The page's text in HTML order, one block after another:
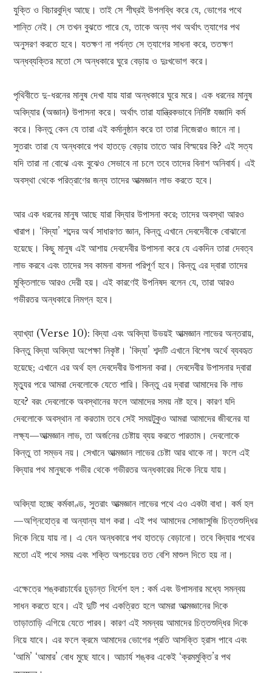
যুক্তি ও বিচারবুদ্ধি আছে। তাই সে শীঘ্রই উপলব্ধি করে যে, ভোগের পথে
শান্তি নেই। সে তখন বুঝতে পারে যে, তাকে অন্য পথ অর্থাৎ ত্যাগের পথ
অনুসরণ করতে হবে। যতক্ষণ না পর্যন্ত সে ত্যাগের সাধনা করে, ততক্ষণ
অন্ধব্যক্তির মতো সে অন্ধকারে ঘুরে বেড়ায় ও দুঃখভোগ করে।
পৃথিবীতে দু-ধরনের মানুষ দেখা যায় যারা অন্ধকারে ঘুরে মরে। এক ধরনের মানুষ
অবিদ্যার (অজ্ঞান) উপাসনা করে। অর্থাৎ তারা যান্ত্রিকভাবে নির্দিষ্ট যজ্ঞাদি কর্ম
করে। কিন্তু কেন যে তারা এই কর্মানুষ্ঠান করে তা তারা নিজেরাও জানে না।
সুতরাং তারা যে অন্ধকারে পথ হাতড়ে বেড়ায় তাতে আর বিস্ময়ের কি? এই সত্য
যদি তারা না বোঝে এবং বুঝেও সেভাবে না চলে তবে তাদের বিনাশ অনিবার্য। এই
অবস্থা থেকে পরিত্রাণের জন্য তাদের আত্মজ্ঞান লাভ করতে হবে।
আর এক ধরনের মানুষ আছে যারা বিদ্যার উপাসনা করে; তাদের অবস্থা আরও
খারাপ। ‘বিদ্যা’ শব্দের অর্থ সাধারণত জ্ঞান, কিন্তু এখানে দেবদেবীকে বোঝানো
হয়েছে। কিছু মানুষ এই আশায় দেবদেবীর উপাসনা করে যে একদিন তারা দেবত্ব
লাভ করবে এবং তাদের সব কামনা বাসনা পরিপূর্ণ হবে। কিন্তু এর দ্বারা তাদের
মুক্তিলাভে আরও দেরী হয়। এই কারণেই উপনিষদ বলেন যে, তারা আরও
গভীরতর অন্ধকারে নিমগ্ন হবে।
ব্যাখ্যা (Verse 10): বিদ্যা এবং অবিদ্যা উভয়ই আত্মজ্ঞান লাভের অন্তরায়,
কিন্তু বিদ্যা অবিদ্যা অপেক্ষা নিকৃষ্ট। ‘বিদ্যা’ শব্দটি এখানে বিশেষ অর্থে ব্যবহৃত
হয়েছে; এখানে এর অর্থ হল দেবদেবীর উপাসনা করা। দেবদেবীর উপাসনার দ্বারা
মৃত্যুর পরে আমরা দেবলোকে যেতে পারি। কিন্তু এর দ্বারা আমাদের কি লাভ
হবে? বরং দেবলোকে অবস্থানের ফলে আমাদের সময় নষ্ট হবে। কারণ যদি
দেবলোকে অবস্থান না করতাম তবে সেই সময়টুকুও আমরা আমাদের জীবনের যা
লক্ষ্য—আত্মজ্ঞান লাভ, তা অর্জনের চেষ্টায় ব্যয় করতে পারতাম। দেবলোকে
কিন্তু তা সম্ভব নয়। সেখানে আত্মজ্ঞান লাভের চেষ্টা আর থাকে না। ফলে এই
বিদ্যার পথ মানুষকে গভীর থেকে গভীরতর অন্ধকারের দিকে নিয়ে যায়।
অবিদ্যা হচ্ছে কর্মকাণ্ড, সুতরাং আত্মজ্ঞান লাভের পথে এও একটা বাধা। কর্ম হল
—অগ্নিহোত্র বা অন্যান্য যাগ করা। এই পথ আমাদের সোজাসুজি চিত্তশুদ্ধির
দিকে নিয়ে যায় না। এ যেন অন্ধকারে পথ হাতড়ে বেড়ানো। তবে বিদ্যার পথের
মতো এই পথে সময় এবং শক্তি অপচয়ের তত বেশি মাশুল দিতে হয় না।
এক্ষেত্রে শঙ্করাচার্যের চূড়ান্ত নির্দেশ হল : কর্ম এবং উপাসনার মধ্যে সমন্বয়
সাধন করতে হবে। এই দুটি পথ একত্রিত হলে আমরা আত্মজ্ঞানের দিকে
তাড়াতাড়ি এগিয়ে যেতে পারব। কারণ এই সমন্বয় আমাদের চিত্তশুদ্ধির দিকে
নিয়ে যাবে। এর ফলে ক্রমে আমাদের ভোগের প্রতি আসক্তি হ্রাস পাবে এবং
‘আমি’ ‘আমার’ বোধ মুছে যাবে। আচার্য শঙ্কর একেই ‘ক্রমমুক্তি’র পথ